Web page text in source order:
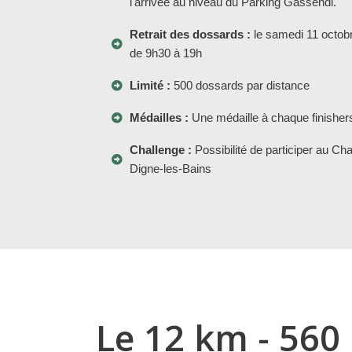
Retrait des dossards : le samedi 11
de 9h30 à 19h
Limité : 500 dossards par distance
Médailles : Une médaille à chaque
Challenge : Possibilité de participer au
Digne-les-Bains
Le 12 km - 560